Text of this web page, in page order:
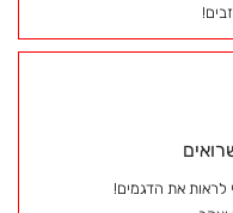
לראות את הדגמים!